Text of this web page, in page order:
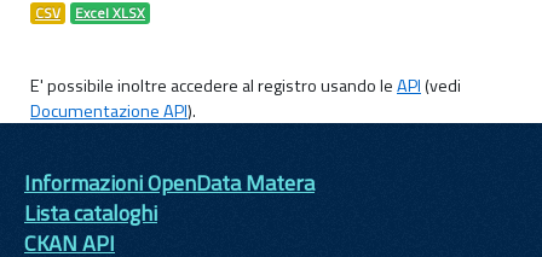
CSV Excel XLSX
E' possibile inoltre accedere al registro usando leAPI(vedi
Documentazione API).
Informazioni OpenData Matera
Lista cataloghi
CKAN API